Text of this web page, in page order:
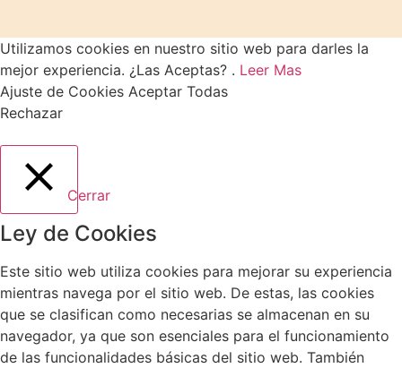
Utilizamos cookies en nuestro sitio web para darles la
mejor experiencia. ¿Las Aceptas? . Leer Mas
Ajuste de Cookies Aceptar Todas
Rechazar
Cerrar
Ley de Cookies
Este sitio web utiliza cookies para mejorar su experiencia
mientras navega por el sitio web. De estas, las cookies
que se clasifican como necesarias se almacenan en su
navegador, ya que son esenciales para el funcionamiento
de las funcionalidades básicas del sitio web. También